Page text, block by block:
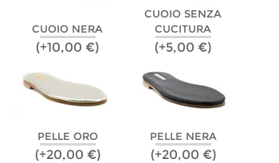
CUOIO NERA
(+10,00 €)
CUOIO SENZA
CUCITURA
(+5,00 €)
PELLE ORO
(+20,00 €)
PELLE NERA
(+20,00 €)